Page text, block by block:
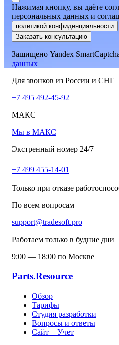
Нажимая кнопку, вы даёте
персональных данных и
политикой конфиденциальности
Заказать консультацию
Защищено Yandex
данных
Для звонков из России и СНГ
+7 495 492-45-92
МАКС
Мы в МАКС
Экстренный номер 24/7
+7 499 455-14-01
Только при отказе
По всем вопросам
support@tradesoft.pro
Работаем только в будние дни
9:00 — 18:00 по Москве
Parts.Resource
Обзор
Тарифы
Студия разработки
Вопросы и ответы
Сайт + Учет